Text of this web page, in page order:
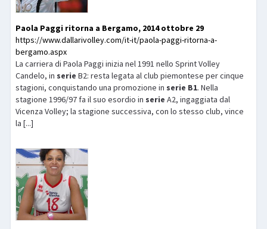
Paola Paggi ritorna a Bergamo, 2014 ottobre 29
https://www.dallarivolley.com/it-it/paola-paggi-ritorna-a-
bergamo.aspx
La carriera di Paola Paggi inizia nel 1991 nello Sprint Volley
Candelo, in serie B2: resta legata al club piemontese per cinque
stagioni, conquistando una promozione in serie B1. Nella
stagione 1996/97 fa il suo esordio in serie A2, ingaggiata dal
Vicenza Volley; la stagione successiva, con lo stesso club, vince
la [...]